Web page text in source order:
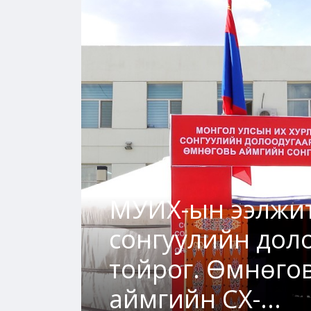
МУИХ-ын
сонгуулийн
тойрог.
аймгийн СХ-...